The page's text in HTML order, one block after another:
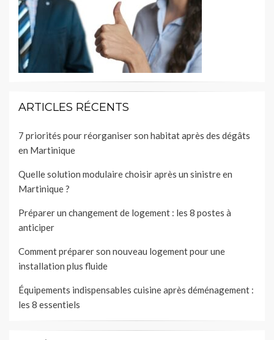
ARTICLES RÉCENTS
7 priorités pour réorganiser son habitat après des dégâts
en Martinique
Quelle solution modulaire choisir après un sinistre en
Martinique ?
Préparer un changement de logement : les 8 postes à
anticiper
Comment préparer son nouveau logement pour une
installation plus fluide
Équipements indispensables cuisine après déménagement :
les 8 essentiels